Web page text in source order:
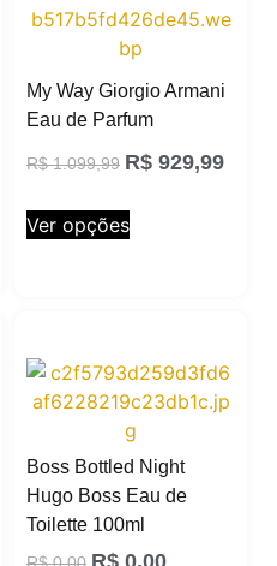
My Way Giorgio Armani
Eau de Parfum
R$1.099,99 R$ 929,99
Ver opções
Boss Bottled Night
Hugo Boss Eau de
Toilette 100ml